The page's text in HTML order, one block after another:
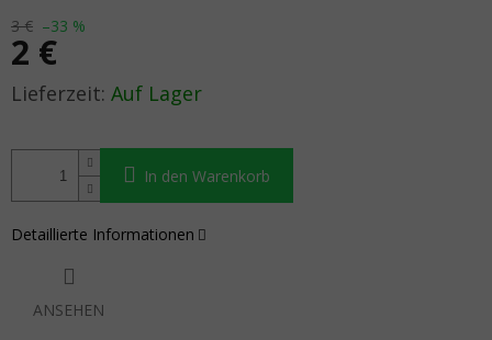
3 € –33 %
2 €
Verkaufspreis: Auf Lager
In den Warenkorb
Detaillierte Informationen
ANSEHEN